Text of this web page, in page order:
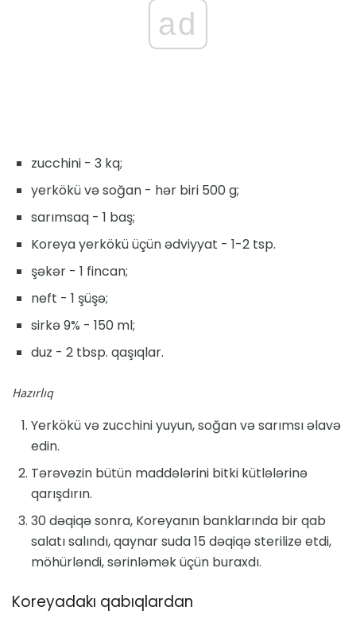
ad
zucchini - 3 kq;
yerkökü və soğan - hər biri 500 g;
sarımsaq - 1 baş;
Koreya yerkökü üçün ədviyyat - 1-2 tsp.
şəkər - 1 fincan;
neft - 1 şüşə;
sirkə 9% - 150 ml;
duz - 2 tbsp. qaşıqlar.
Hazırlıq
Yerkökü və zucchini yuyun, soğan və sarımsı əlavə
edin.
Tərəvəzin bütün maddələrini bitki kütlələrinə
qarışdırın.
30 dəqiqə sonra, Koreyanın banklarında bir qab
salatı salındı, qaynar suda 15 dəqiqə sterilize etdi,
möhürləndi, sərinləmək üçün buraxdı.
Koreyadakı qabıqlardan